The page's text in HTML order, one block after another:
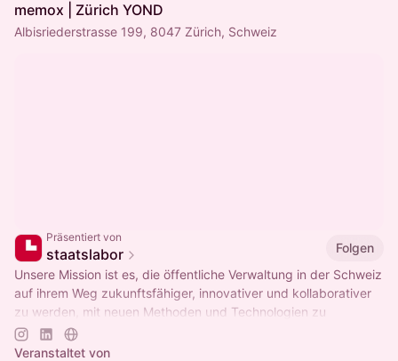
memox | Zürich YOND
Albisriederstrasse 199, 8047 Zürich, Schweiz
Präsentiert von
staatslabor
Folgen
Unsere Mission ist es, die öffentliche Verwaltung in der Schweiz
auf ihrem Weg zukunftsfähiger, innovativer und kollaborativer
zu werden, mit neuen Methoden und Technologien zu
unterstützen.
Veranstaltet von